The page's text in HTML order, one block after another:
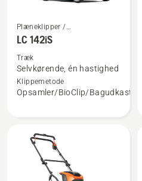
Se
flere
detaljer
om
LC 142iS
Plæneklipper /
Græsslåmaskine
LC 142iS
Træk
Selvkørende, én hastighed
Klippemetode
Opsamler/BioClip/Bagudkast